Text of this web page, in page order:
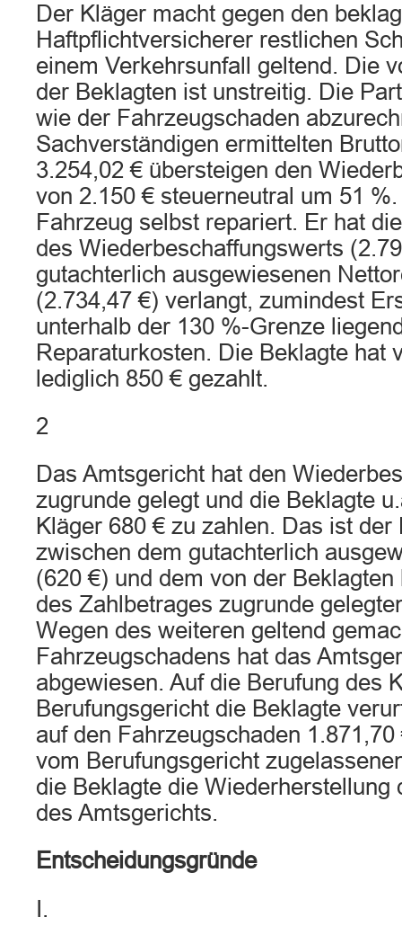
Der Kläger macht gegen den
Haftpflichtversicherer restlichen
einem Verkehrsunfall geltend. Die
der Beklagten ist unstreitig. Die
wie der Fahrzeugschaden
Sachverständigen ermittelten
3.254,02 € übersteigen den
von 2.150 € steuerneutral um 51
Fahrzeug selbst repariert. Er hat
des Wiederbeschaffungswerts
gutachterlich ausgewiesenen
(2.734,47 €) verlangt, zumindest
unterhalb der 130 %-Grenze
Reparaturkosten. Die Beklagte hat
lediglich 850 € gezahlt.
2
Das Amtsgericht hat den
zugrunde gelegt und die Beklagte
Kläger 680 € zu zahlen. Das ist der
zwischen dem gutachterlich
(620 €) und dem von der
des Zahlbetrages zugrunde
Wegen des weiteren geltend
Fahrzeugschadens hat das
abgewiesen. Auf die Berufung des
Berufungsgericht die Beklagte
auf den Fahrzeugschaden
vom Berufungsgericht
die Beklagte die Wiederherstellung
des Amtsgerichts.
Entscheidungsgründe
I.